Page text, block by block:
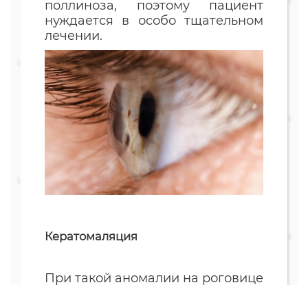
поллиноза, поэтому пациент
нуждается в особо тщательном
лечении.
Кератомаляция
При такой аномалии на роговице